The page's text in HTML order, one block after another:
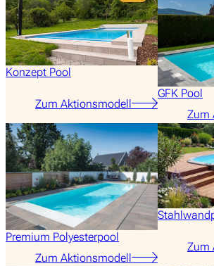
Konzept Pool
Zum Aktionsmodell
GFK Pool
Zum
Premium Polyesterpool
Zum Aktionsmodell
Zum